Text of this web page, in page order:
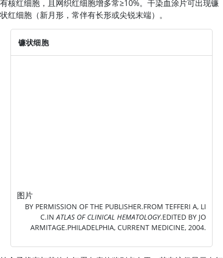
有核红细胞，且网织红细胞增多常≥10%。干染血涂片可出现镰
状红细胞（新月形，常伴有长形或尖锐末端）。
镰状细胞
图片
BY PERMISSION OF THE PUBLISHER.FROM TEFFERI A, LI
C.IN ATLAS OF CLINICAL HEMATOLOGY.EDITED BY JO
ARMITAGE.PHILADELPHIA, CURRENT MEDICINE, 2004.